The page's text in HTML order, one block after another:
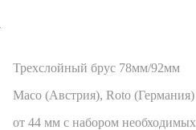
Трехслойный брус 78мм/92мм
Maco (Австрия), Roto (Германия)
от 44 мм с набором необходимых